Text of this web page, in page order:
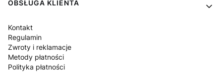
OBSŁUGA KLIENTA
Kontakt
Regulamin
Zwroty i reklamacje
Metody płatności
Polityka płatności